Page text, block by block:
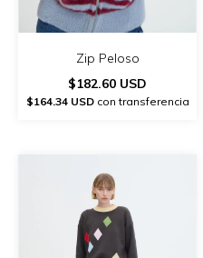
Zip Peloso
$182.60 USD
$164.34 USDcon transferencia